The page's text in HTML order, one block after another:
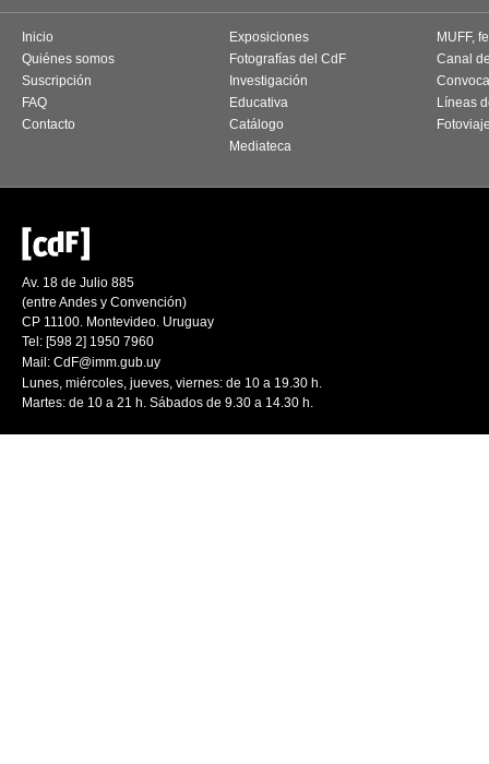
Inicio
Quiénes somos
Suscripción
FAQ
Contacto
Exposiciones
Fotografías del CdF
Investigación
Educativa
Catálogo
Mediateca
MUFF,
Canal
Líneas
Av. 18 de Julio 885
(entre Andes y Convención)
CP 11100. Montevideo. Uruguay
Tel: [598 2] 1950 7960
Mail: CdF@imm.gub.uy
Lunes, miércoles, jueves, viernes: de 10 a 19.30 h.
Martes: de 10 a 21 h. Sábados de 9.30 a 14.30 h.